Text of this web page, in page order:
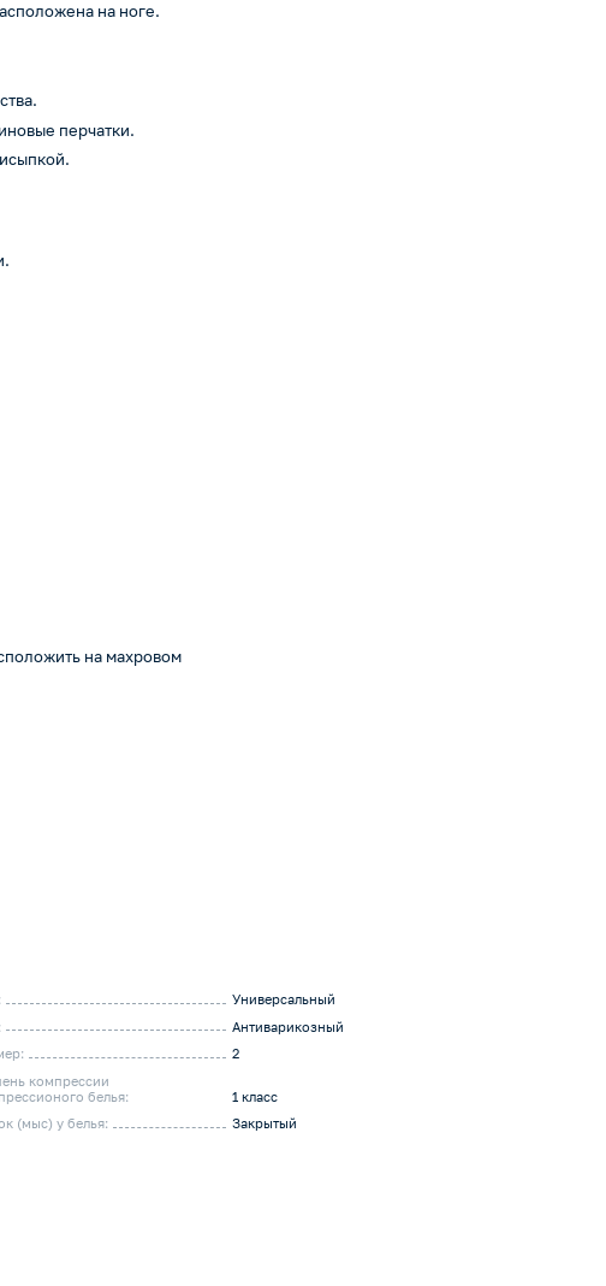
на ноге.
перчатки.
на махровом
Универсальный
Антиварикозный
2
компрессии
белья:
1 класс
(мыс) у белья:
Закрытый